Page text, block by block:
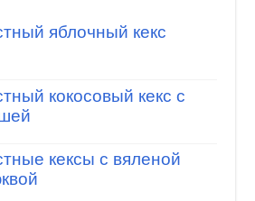
яблочный кекс
кокосовый кекс с
кексы с вяленой